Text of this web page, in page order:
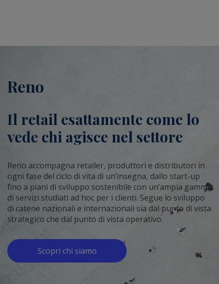
Reno
Il retail esattamente come lo
vede chi agisce nel settore
Reno accompagna retailer, produttori e distributori in
ogni fase del ciclo di vita di un’insegna, dallo start-up
fino a piani di sviluppo sostenibile con un’ampia gamma
di servizi studiati ad hoc per i clienti. Segue lo sviluppo
di catene nazionali e internazionali sia dal punto di vista
strategico che dal punto di vista operativo.
Scopri chi siamo